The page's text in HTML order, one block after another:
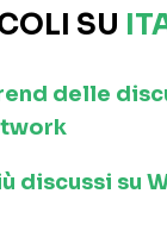
SU
delle
discussi su